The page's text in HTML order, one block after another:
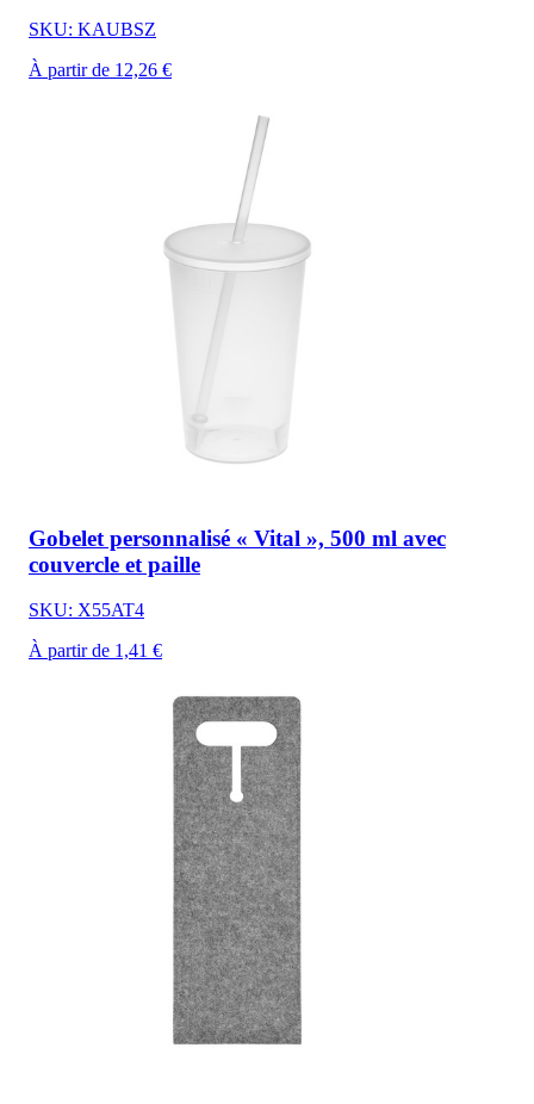
SKU: KAUBSZ
À partir de 12,26 €
Gobelet personnalisé « Vital », 500 ml avec
couvercle et paille
SKU: X55AT4
À partir de 1,41 €